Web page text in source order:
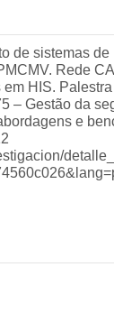
de sistemas
Rede
HIS.
– Gestão da
e